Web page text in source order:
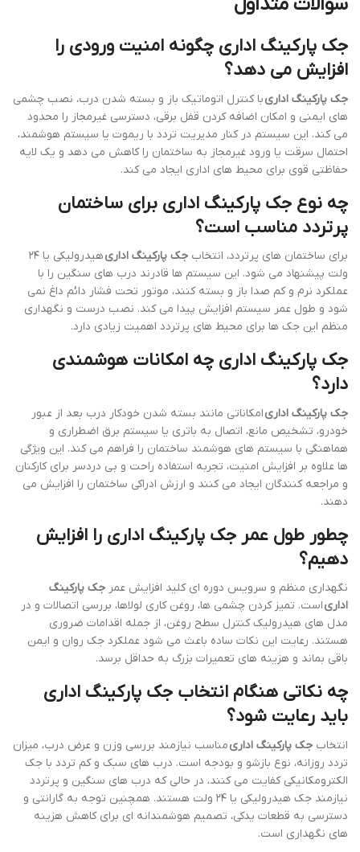
جک پارکینگ اداری چگونه امنیت ورودی را
افزایش می دهد؟
جک پارکینگ اداریبا کنترل اتوماتیک باز و بسته شدن درب، نصب چشمی
های ایمنی و امکان اضافه کردن قفل برقی، دسترسی غیرمجاز را محدود
می کند. این سیستم در کنار مدیریت تردد با ریموت یا سیستم هوشمند،
احتمال سرقت یا ورود غیرمجاز به ساختمان را کاهش می دهد و یک لایه
حفاظتی قوی برای محیط های اداری ایجاد می کند.
چه نوع جک پارکینگ اداری برای ساختمان
پرتردد مناسب است؟
برای ساختمان های پرتردد، انتخاب جک پارکینگ اداری
هیدرولیکی یا ۲۴
ولت پیشنهاد می شود. این سیستم ها قادرند درب های سنگین را با
عملکرد نرم و کم صدا باز و بسته کنند، موتور تحت فشار دائم داغ نمی
شود و طول عمر سیستم افزایش پیدا می کند. نصب درست و نگهداری
منظم این جک ها برای محیط های پرتردد اهمیت زیادی دارد.
جک پارکینگ اداری چه امکانات هوشمندی
دارد؟
جک پارکینگ اداریامکاناتی مانند بسته شدن خودکار درب بعد از عبور
خودرو، تشخیص مانع، اتصال به باتری یا سیستم برق اضطراری و
هماهنگی با سیستم های هوشمند ساختمان را فراهم می کند. این ویژگی
ها علاوه بر افزایش امنیت، تجربه استفاده راحت و بی دردسر برای کارکنان
و مراجعه کنندگان ایجاد می کنند و ارزش ادراکی ساختمان را افزایش می
دهند.
چطور طول عمر جک پارکینگ اداری را افزایش
دهیم؟
نگهداری منظم و سرویس دوره ای کلید افزایش عمر جک پارکینگ
اداریاست. تمیز کردن چشمی ها، روغن کاری لولاها، بررسی اتصالات و در
مدل های هیدرولیک کنترل سطح روغن، از جمله اقدامات ضروری
هستند. رعایت این نکات ساده باعث می شود عملکرد جک روان و ایمن
باقی بماند و هزینه های تعمیرات بزرگ به حداقل برسد.
چه نکاتی هنگام انتخاب جک پارکینگ اداری
باید رعایت شود؟
انتخاب جک پارکینگ اداریمناسب نیازمند بررسی وزن و عرض درب، میزان
تردد روزانه، نوع بازشو و بودجه است. درب های سبک و کم تردد با جک
الکترومکانیکی کفایت می کنند، در حالی که درب های سنگین و پرتردد
نیازمند جک هیدرولیکی یا ۲۴ ولت هستند. همچنین توجه به گارانتی و
دسترسی به قطعات یدکی، تصمیم هوشمندانه ای برای کاهش هزینه
های نگهداری است.